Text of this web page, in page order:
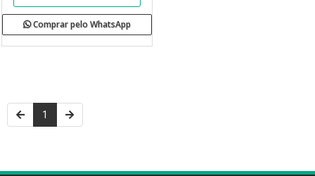
Comprar pelo WhatsApp
1